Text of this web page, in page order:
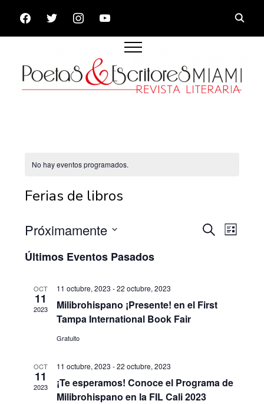
FACEBOOKTWITTERINSTAGRAMYOUTUBE
No hay eventos programados.
Ferias de libros
vistas
BuscarLista
Próximamente
fecha.
Últimos Eventos Pasados
OCT
11
2023
11 octubre, 2023 -22 octubre, 2023
Milibrohispano ¡Presente! en el First
Tampa International Book Fair
Gratuito
OCT
11
2023
11 octubre, 2023 -22 octubre, 2023
¡Te esperamos! Conoce el Programa de
Milibrohispano en la FIL Cali 2023